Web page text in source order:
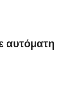
αυτόματη